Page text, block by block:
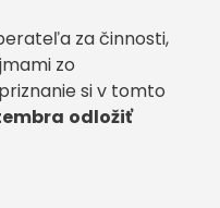
za činnosti,
zo
si v tomto
odložiť